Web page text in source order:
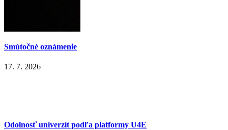
Smútočné oznámenie
17. 7. 2026
Odolnosť univerzít podľa platformy U4E